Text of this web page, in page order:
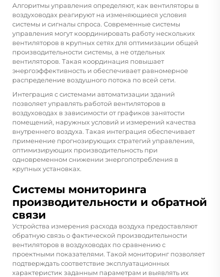
Алгоритмы управления определяют, как вентиляторы в
воздуховодах реагируют на изменяющиеся условия
системы и сигналы спроса. Современные системы
управления могут координировать работу нескольких
вентиляторов в крупных сетях для оптимизации общей
производительности системы, а не отдельных
вентиляторов. Такая координация повышает
энергоэффективность и обеспечивает равномерное
распределение воздушного потока по всей сети.
Интеграция с системами автоматизации зданий
позволяет управлять работой вентиляторов в
воздуховодах в зависимости от графиков занятости
помещений, наружных условий и измерений качества
внутреннего воздуха. Такая интеграция обеспечивает
применение прогнозирующих стратегий управления,
оптимизирующих производительность при
одновременном снижении энергопотребления в
крупных установках.
Системы мониторинга
производительности и обратной
связи
Устройства измерения расхода воздуха предоставляют
обратную связь о фактической производительности
вентиляторов в воздуховодах по сравнению с
проектными показателями. Такой мониторинг позволяет
подтверждать соответствие эксплуатационных
характеристик заданным параметрам и выявлять их